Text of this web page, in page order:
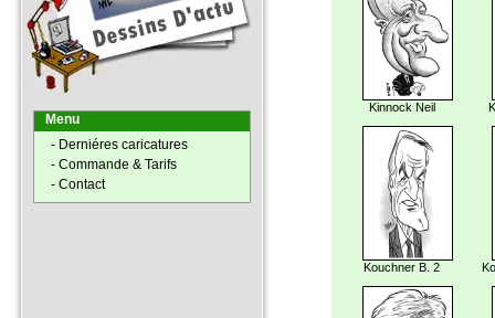
Menu
- Derniéres caricatures
- Commande & Tarifs
- Contact
Kinnock Neil
Kouchner B. 2